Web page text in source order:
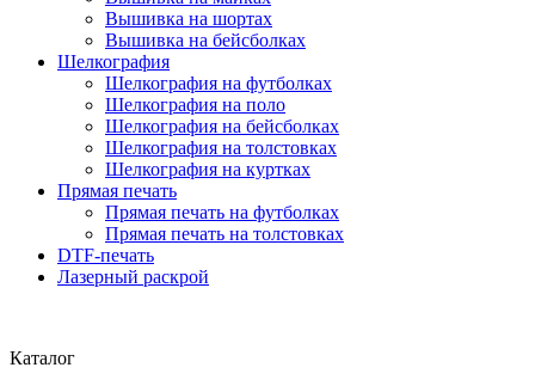
Вышивка на шортах
Вышивка на бейсболках
Шелкография
Шелкография на футболках
Шелкография на поло
Шелкография на бейсболках
Шелкография на толстовках
Шелкография на куртках
Прямая печать
Прямая печать на футболках
Прямая печать на толстовках
DTF-печать
Лазерный раскрой
Каталог